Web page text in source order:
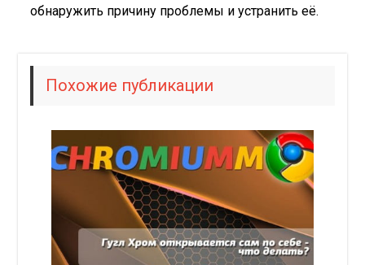
обнаружить причину проблемы и устранить её.
Похожие публикации